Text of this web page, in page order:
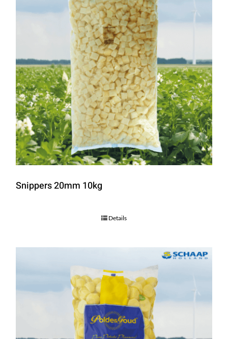
Snippers 20mm 10kg
Details